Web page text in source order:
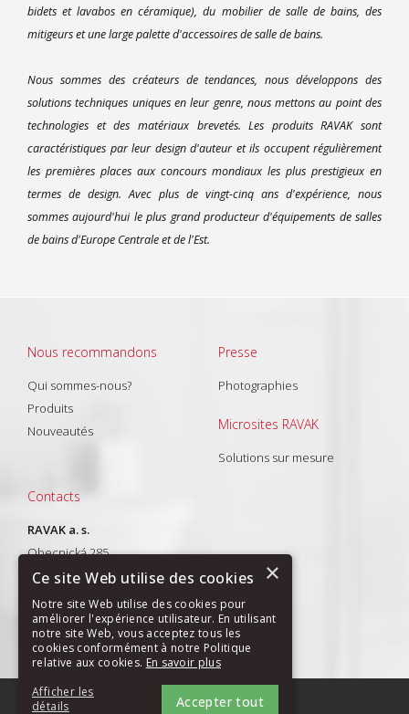
bidets et lavabos en céramique), du mobilier de salle de bains, des
mitigeurs et une large palette d'accessoires de salle de bains.
Nous sommes des créateurs de tendances, nous développons des
solutions techniques uniques en leur genre, nous mettons au point des
technologies et des matériaux brevetés. Les produits RAVAK sont
caractéristiques par leur design d'auteur et ils occupent régulièrement
les premières places aux concours mondiaux les plus prestigieux en
termes de design. Avec plus de vingt-cinq ans d'expérience, nous
sommes aujourd'hui le plus grand producteur d'équipements de salles
de bains d'Europe Centrale et de l'Est.
Nous recommandons
Qui sommes-nous?
Produits
Nouveautés
Presse
Photographies
Microsites RAVAK
Solutions sur mesure
Contacts
RAVAK a. s.
Obecnická 285
261 01 Příbram I
T: +420 318 427 288
E-mail:export@ravak.com
PLAN DU SITE
×
Ce site Web utilise des cookies
Notre site Web utilise des cookies pour
améliorer l'expérience utilisateur. En utilisant
notre site Web, vous acceptez tous les
cookies conformément à notre Politique
relative aux cookies. En savoir plus
Accepter tout
Afficher les
détails